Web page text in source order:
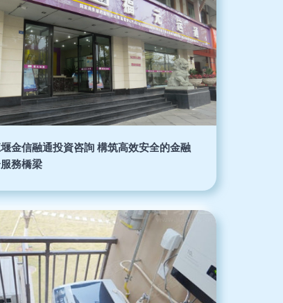
金信融通投資咨詢 構筑高效安全的金融
務橋梁